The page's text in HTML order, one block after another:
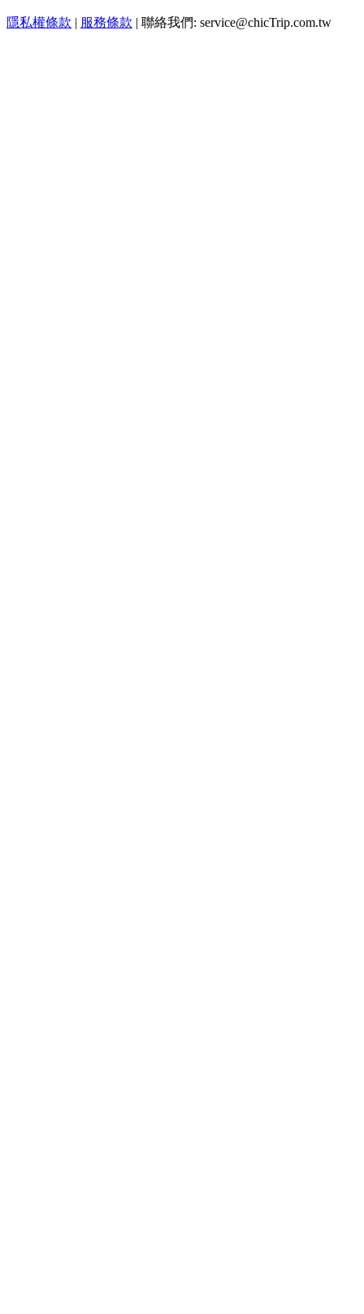
隱私權條款 | 服務條款 | 聯絡我們: service@chicTrip.com.tw